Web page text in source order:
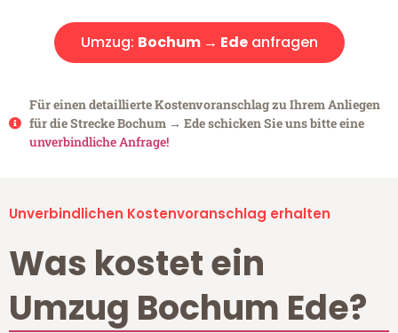
Umzug: Bochum → Edeanfragen
Für einen detaillierte Kostenvoranschlag zu Ihrem Anliegen
für die Strecke Bochum → Ede schicken Sie uns bitte eine
unverbindliche Anfrage!
Unverbindlichen Kostenvoranschlag erhalten
Was kostet ein
Umzug Bochum Ede?